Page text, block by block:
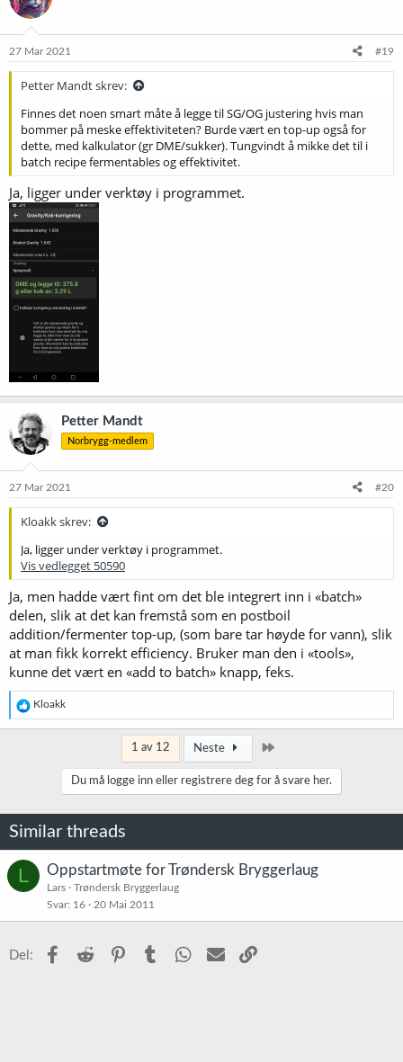
27 Mar 2021 #19
Petter Mandt skrev:
Finnes det noen smart måte å legge til SG/OG justering hvis man
bommer på meske effektiviteten? Burde vært en top-up også for
dette, med kalkulator (gr DME/sukker). Tungvindt å mikke det til i
batch recipe fermentables og effektivitet.
Ja, ligger under verktøy i programmet.
Petter Mandt
Norbrygg-medlem
27 Mar 2021 #20
Kloakk skrev:
Ja, ligger under verktøy i programmet.
Vis vedlegget 50590
Ja, men hadde vært fint om det ble integrert inn i «batch»
delen, slik at det kan fremstå som en postboil
addition/fermenter top-up, (som bare tar høyde for vann), slik
at man fikk korrekt efficiency. Bruker man den i «tools»,
kunne det vært en «add to batch» knapp, feks.
R
e
a
r
Kloakk
1 av 12 Neste
Du må logge inn eller registrere deg for å svare her.
Similar threads
L Oppstartmøte for Trøndersk Bryggerlaug
Lars
Trøndersk Bryggerlaug
Svar 16 20 Mai 2011
Del: Facebook
Reddit PinterestTumblr WhatsApp
E-post